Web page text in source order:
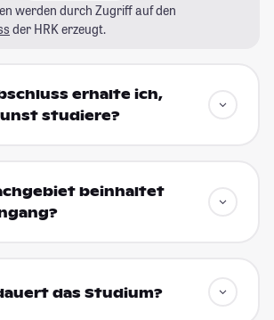
werden durch Zugriff auf den
der HRK erzeugt.
erhalte ich,
studiere?
beinhaltet
das Studium?